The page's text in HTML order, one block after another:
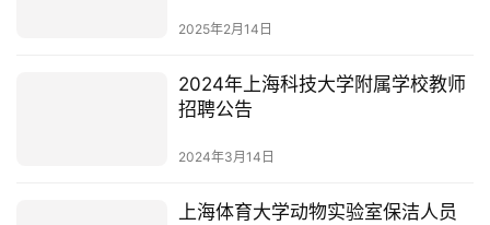
2025年2月14日
2024年上海科技大学附属学校教师
招聘公告
2024年3月14日
上海体育大学动物实验室保洁人员